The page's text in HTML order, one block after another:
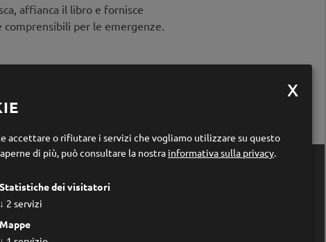
affianca il libro e fornisce
per le emergenze.
Home
accettare o rifiutare i servizi che vogliamo utilizzare su questo
di più, può consultare la nostra informativa sulla privacy.
Statistiche dei visitatori
↓ 2 servizi
Mappe